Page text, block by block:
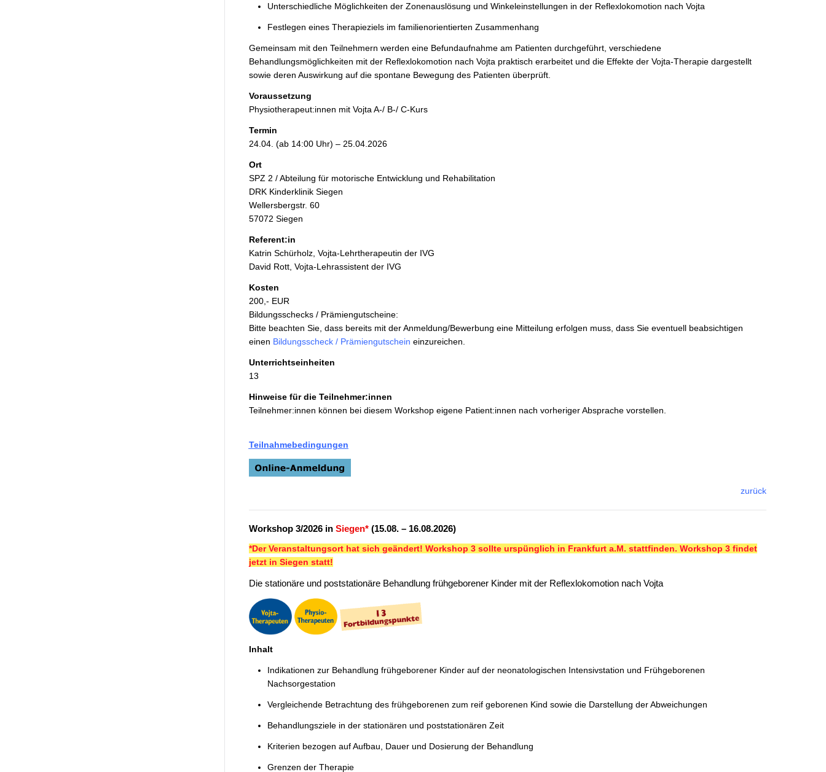
Unterschiedliche Möglichkeiten der Zonenauslösung und Winkeleinstellungen in der Reflexlokomotion nach Vojta
Festlegen eines Therapieziels im familienorientierten Zusammenhang
Gemeinsam mit den Teilnehmern werden eine Befundaufnahme am Patienten durchgeführt, verschiedene
Behandlungsmöglichkeiten mit der Reflexlokomotion nach Vojta praktisch erarbeitet und die Effekte der Vojta-Therapie dargestellt
sowie deren Auswirkung auf die spontane Bewegung des Patienten überprüft.
Voraussetzung
Physiotherapeut:innen mit Vojta A-/ B-/ C-Kurs
Termin
24.04. (ab 14:00 Uhr) – 25.04.2026
Ort
SPZ 2 / Abteilung für motorische Entwicklung und Rehabilitation
DRK Kinderklinik Siegen
Wellersbergstr. 60
57072 Siegen
Referent:in
Katrin Schürholz, Vojta-Lehrtherapeutin der IVG
David Rott, Vojta-Lehrassistent der IVG
Kosten
200,- EUR
Bildungsschecks / Prämiengutscheine:
Bitte beachten Sie, dass bereits mit der Anmeldung/Bewerbung eine Mitteilung erfolgen muss, dass Sie eventuell beabsichtigen
einen Bildungsscheck / Prämiengutschein einzureichen.
Unterrichtseinheiten
13
Hinweise für die Teilnehmer:innen
Teilnehmer:innen können bei diesem Workshop eigene Patient:innen nach vorheriger Absprache vorstellen.
Teilnahmebedingungen
zurück
Workshop 3/2026 in Siegen* (15.08. – 16.08.2026)
*Der Veranstaltungsort hat sich geändert! Workshop 3 sollte urspünglich in Frankfurt a.M. stattfinden. Workshop 3 findet
jetzt in Siegen statt!
Die stationäre und poststationäre Behandlung frühgeborener Kinder mit der Reflexlokomotion nach Vojta
Inhalt
Indikationen zur Behandlung frühgeborener Kinder auf der neonatologischen Intensivstation und Frühgeborenen
Nachsorgestation
Vergleichende Betrachtung des frühgeborenen zum reif geborenen Kind sowie die Darstellung der Abweichungen
Behandlungsziele in der stationären und poststationären Zeit
Kriterien bezogen auf Aufbau, Dauer und Dosierung der Behandlung
Grenzen der Therapie